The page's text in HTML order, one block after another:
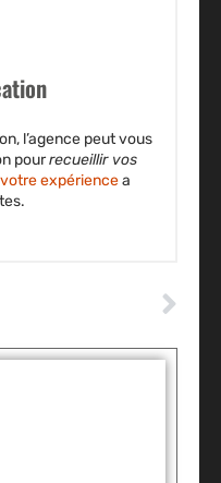
l’agence peut vous
pourrecueillir vos
votre expériencea